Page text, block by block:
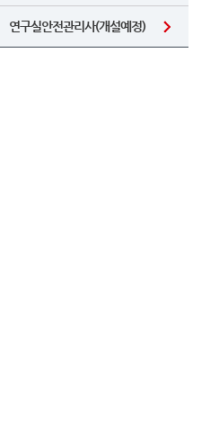
연구실안전관리사(개설예정)